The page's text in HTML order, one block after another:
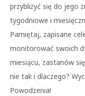
przybliżyć się do jego
tygodniowe i
Pamiętaj, zapisane
monitorować swoich
miesiącu, zastanów
nie tak i dlaczego?
Powodzenia!